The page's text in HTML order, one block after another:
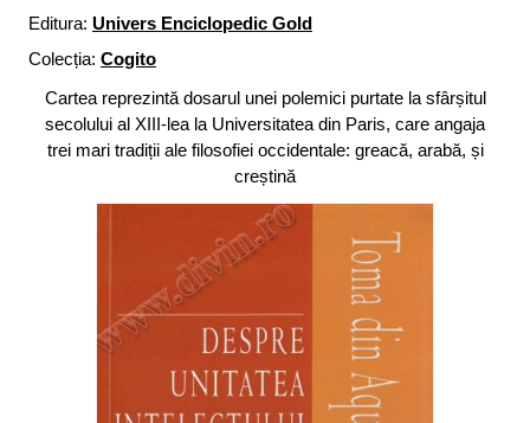
Editura: Univers Enciclopedic Gold
Colecția: Cogito
Cartea reprezintă dosarul unei polemici purtate la sfârșitul
secolului al XIII-lea la Universitatea din Paris, care angaja
trei mari tradiții ale filosofiei occidentale: greacă, arabă, și
creștină